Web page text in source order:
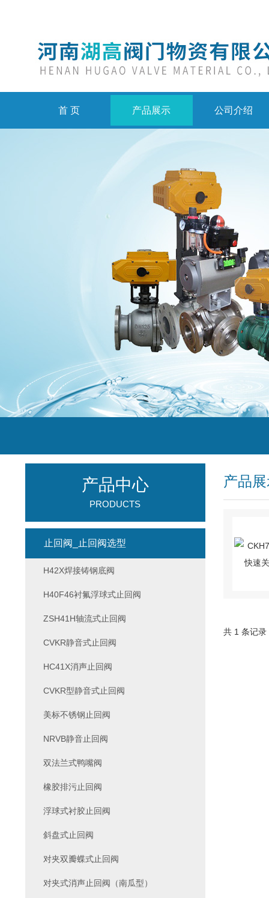
首 页 产品展示 公司介绍
产品
共 1 条记
产品中心
PRODUCTS
止回阀_止回阀选型
H42X焊接铸钢底阀
H40F46衬氟浮球式止回阀
ZSH41H轴流式止回阀
CVKR静音式止回阀
HC41X消声止回阀
CVKR型静音式止回阀
美标不锈钢止回阀
NRVB静音止回阀
双法兰式鸭嘴阀
橡胶排污止回阀
浮球式衬胶止回阀
斜盘式止回阀
对夹双瓣蝶式止回阀
对夹式消声止回阀（南瓜型）